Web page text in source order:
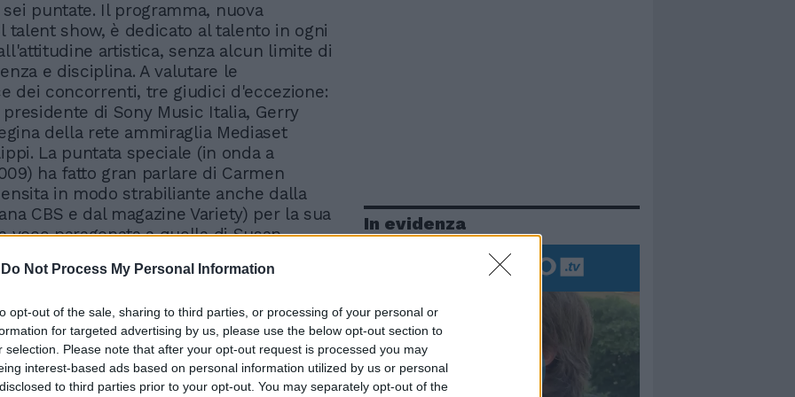
Do Not Process My Personal Information
opt-out of the sale, sharing to third parties, or processing of your personal or
for targeted advertising by us, please use the below opt-out section to
selection. Please note that after your opt-out request is processed you may
interest-based ads based on personal information utilized by us or personal
to third parties prior to your opt-out. You may separately opt-out of the
puntate. Il programma, nuova
talent show, è dedicato al talento in ogni
artistica, senza alcun limite di
e disciplina. A valutare le
dei concorrenti, tre giudici d'eccezione:
presidente di Sony Music Italia, Gerry
della rete ammiraglia Mediaset
La puntata speciale (in onda a
ha fatto gran parlare di Carmen
in modo strabiliante anche dalla
CBS e dal magazine Variety) per la sua
voce paragonata a quella di Susan
«Britain's got Talent». A condurre sul
In evidenza